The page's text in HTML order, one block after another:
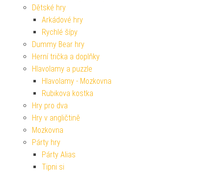
Dětské hry
Arkádové hry
Rychlé šípy
Dummy Bear hry
Herní trička a doplňky
Hlavolamy a puzzle
Hlavolamy - Mozkovna
Rubikova kostka
Hry pro dva
Hry v angličtině
Mozkovna
Párty hry
Párty Alias
Tipni si